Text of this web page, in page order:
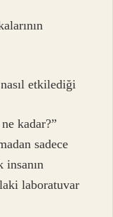
etkilediği
kadar?”
sadece
insanın
laboratuvar